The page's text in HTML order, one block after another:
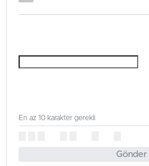
Gönder
En az 10 karakter gerekli